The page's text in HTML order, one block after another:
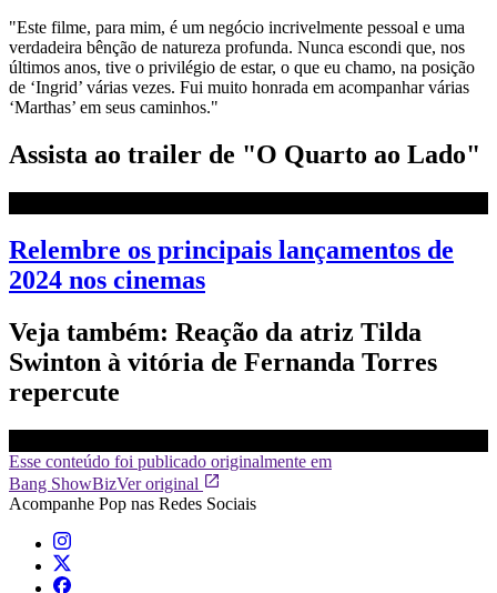
"Este filme, para mim, é um negócio incrivelmente pessoal e uma
verdadeira bênção de natureza profunda. Nunca escondi que, nos
últimos anos, tive o privilégio de estar, o que eu chamo, na posição
de ‘Ingrid’ várias vezes. Fui muito honrada em acompanhar várias
‘Marthas’ em seus caminhos."
Assista ao trailer de "O Quarto ao Lado"
Relembre os principais lançamentos de
2024 nos cinemas
Veja também: Reação da atriz Tilda
Swinton à vitória de Fernanda Torres
repercute
Esse conteúdo foi publicado originalmente em
Bang ShowBizVer original
Acompanhe Pop nas Redes Sociais